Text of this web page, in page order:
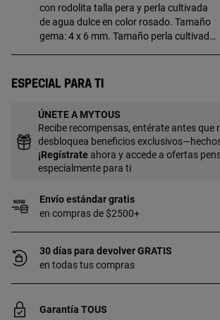
con rodolita talla pera y perla cultivada
de agua dulce en color rosado. Tamaño
gema: 4 x 6 mm. Tamaño perla cultivada:
Especial para ti
ÚNETE A MYTOUS
Recibe recompensas, entérate antes que
desbloquea beneficios
¡Regístrate ahora y accede a ofertas
especialmente para ti
Envío estándar gratis
en compras de $2500+
30 días para devolver GRATIS
en todas tus compras
Garantía TOUS